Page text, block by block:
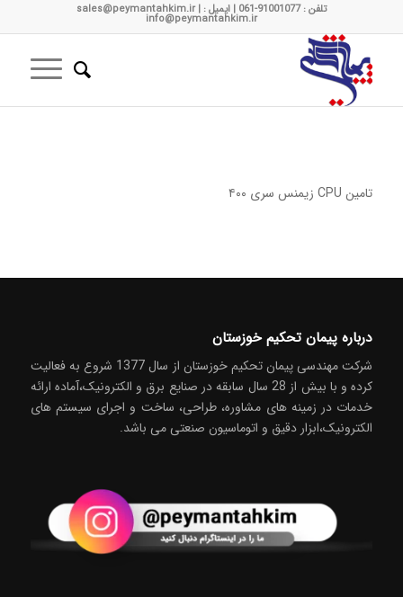
تلفن : 91001077-061 | ایمیل : sales@peymantahkim.ir |
info@peymantahkim.ir
تامین CPU زیمنس سری ۴۰۰
درباره پیمان تحکیم خوزستان
شركت مهندسی پیمان تحکیم خوزستان از سال 1377 شروع به فعاليت
كرده و با بیش از 28 سال سابقه در صنايع برق و الکترونیک،آماده ارائه
خدمات در زمینه های مشاوره، طراحی، ساخت و اجرای سیستم های
الکترونیک،ابزار دقیق و اتوماسیون صنعتی می باشد.